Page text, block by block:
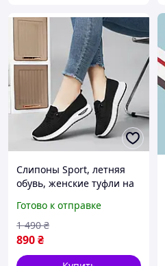
Слипоны Sport, летняя
обувь, женские туфли на
мокасины размер 41,
черные Код 00-0709
Готово к отправке
890₴
1 490 ₴